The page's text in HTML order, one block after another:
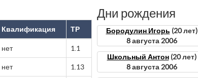
Квалификация ТР
нет 1.1
нет 1.13
Дни рождения
Бородулин Игорь (20 лет)
8 августа 2006
Школьный Антон(20 лет)
8 августа 2006